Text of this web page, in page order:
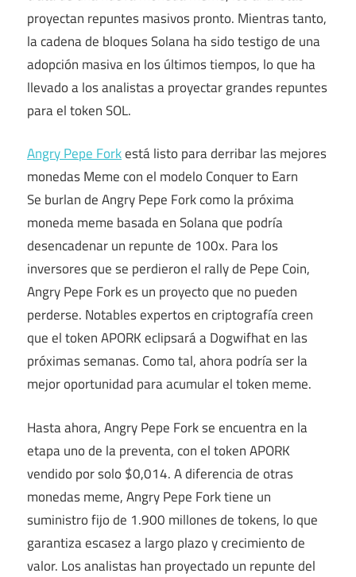
proyectan repuntes masivos pronto. Mientras tanto,
la cadena de bloques Solana ha sido testigo de una
adopción masiva en los últimos tiempos, lo que ha
llevado a los analistas a proyectar grandes repuntes
para el token SOL.
Angry Pepe Forkestá listo para derribar las mejores
monedas Meme con el modelo Conquer to Earn
Se burlan de Angry Pepe Fork como la próxima
moneda meme basada en Solana que podría
desencadenar un repunte de 100x. Para los
inversores que se perdieron el rally de Pepe Coin,
Angry Pepe Fork es un proyecto que no pueden
perderse. Notables expertos en criptografía creen
que el token APORK eclipsará a Dogwifhat en las
próximas semanas. Como tal, ahora podría ser la
mejor oportunidad para acumular el token meme.
Hasta ahora, Angry Pepe Fork se encuentra en la
etapa uno de la preventa, con el token APORK
vendido por solo $0,014. A diferencia de otras
monedas meme, Angry Pepe Fork tiene un
suministro fijo de 1.900 millones de tokens, lo que
garantiza escasez a largo plazo y crecimiento de
valor. Los analistas han proyectado un repunte del